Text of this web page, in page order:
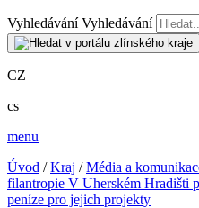
Vyhledávání Vyhledávání
CZ
cs
menu
Úvod /Kraj /Média a
filantropie V Uherském Hradišti
peníze pro jejich projekty